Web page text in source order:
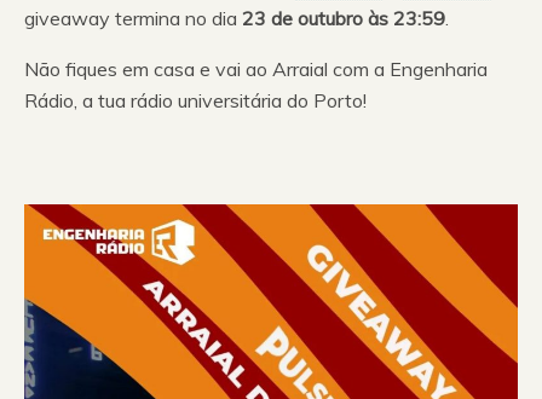
giveaway termina no dia 23 de outubro às 23:59.
Não fiques em casa e vai ao Arraial com a Engenharia
Rádio, a tua rádio universitária do Porto!